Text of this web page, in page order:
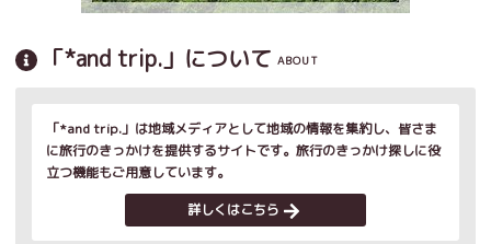
「*and trip.」について ABOUT
「*and trip.」は地域メディアとして地域の情報を集約し、皆さま
に旅行のきっかけを提供するサイトです。旅行のきっかけ探しに役
立つ機能もご用意しています。
詳しくはこちら